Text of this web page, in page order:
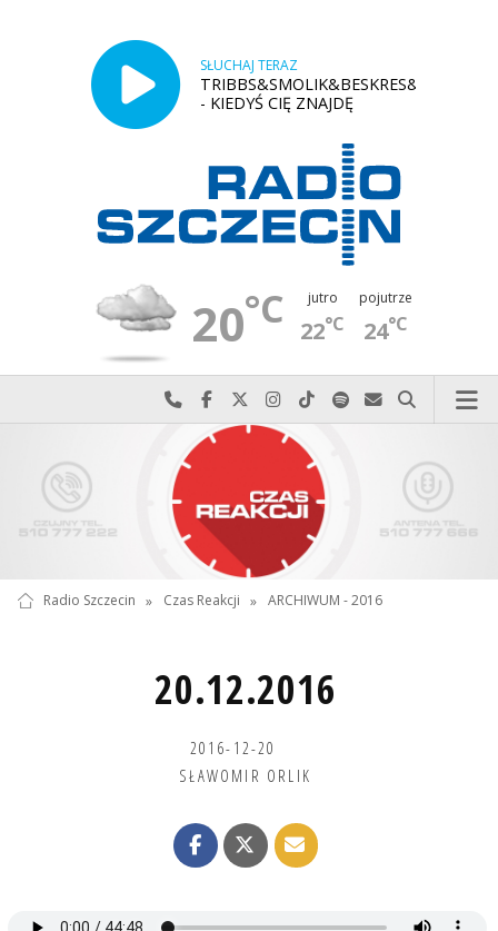
SŁUCHAJ TERAZ
- KIEDYŚ CIĘ ZNAJDĘ
20°C jutro
22°C
pojutrze
24°C
Najlepiej po prostu do nas zadzwoń
Odwiedź nas na Facebook-u
Odwiedź nas na X
Odwiedź nas na Instagram-ie
Odwiedź nas na TikTok-u
Szukaj nas na Spotify
Wyślij do nas
Szukaj
Radio Szczecin » Czas Reakcji » ARCHIWUM - 2016
20.12.2016
2016-12-20
SŁAWOMIR ORLIK